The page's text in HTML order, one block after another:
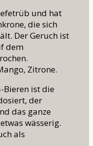
und hat
die sich
Der Geruch ist
dem
Zitrone.
Bieren ist die
der
das ganze
wässerig.
als